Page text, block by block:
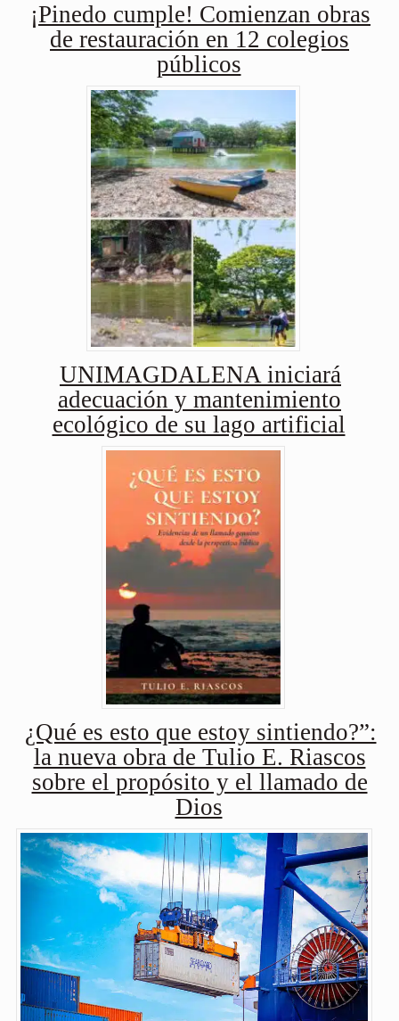
¡Pinedo cumple! Comienzan obras
de restauración en 12 colegios
públicos
UNIMAGDALENA iniciará
adecuación y mantenimiento
ecológico de su lago artificial
¿Qué es esto que estoy sintiendo?”:
la nueva obra de Tulio E. Riascos
sobre el propósito y el llamado de
Dios